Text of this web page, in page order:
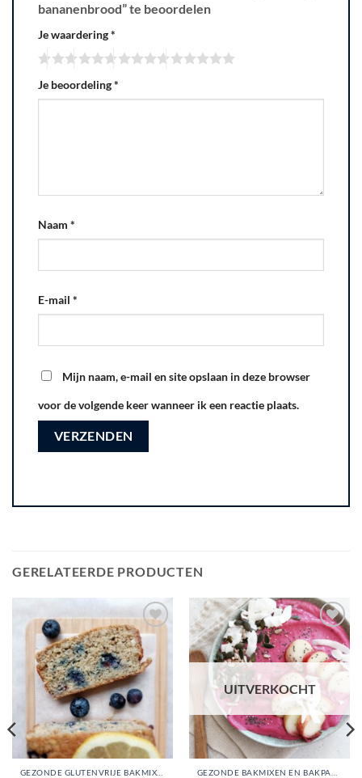
bananenbrood” te beoordelen
Je waardering*
Je beoordeling*
Naam *
E-mail *
Mijn naam, e-mail en site opslaan in deze browser
voor de volgende keer wanneer ik een reactie plaats.
GERELATEERDE PRODUCTEN
Toevoegen
aan
wenslijst
Toevoegen
aan
wenslijst
UITVERKOCHT